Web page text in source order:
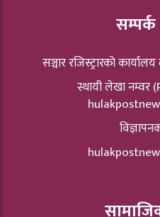
सञ्चार रजिस्ट्रारकाे
स्थायी लेखा नम्वर